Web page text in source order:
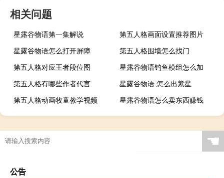
相关问题
星露谷物语第一集解说
第五人格画面设置推荐图片
星露谷物语怎么打开屏障
第五人格围墙怎么找门
第五人格对应王者段位图
星露谷物语钓鱼模组怎么加
第五人格有哪些作者代言
星露谷物语 怎么出紫星
第五人格动画牧童教学视频
星露谷物语怎么卖东西赚钱
☚
公告